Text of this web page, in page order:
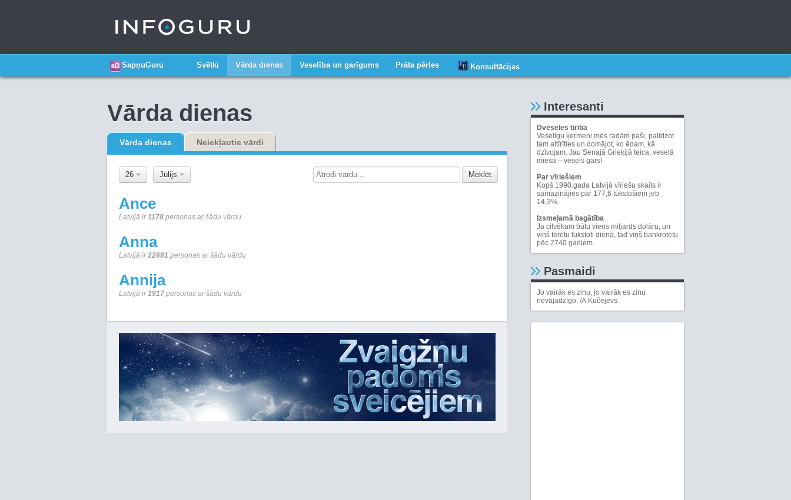
SapņuGuru Svētki Vārda dienas Veselība un garīgums Prāta pērles Konsultācijas
Vārda dienas
Vārda dienas Neiekļautie vārdi
26 Jūlijs Meklēt
Ance
Latvijā ir1178 personas ar šādu vārdu
Anna
Latvijā ir22681 personas ar šādu vārdu
Annija
Latvijā ir1917 personas ar šādu vārdu
Interesanti
Dvēseles tīrība
Veselīgu ķermeni mēs radām paši, palīdzot
tam attīrīties un domājot, ko ēdam, kā
dzīvojam. Jau Senajā Grieķijā teica: veselā
miesā – vesels gars!
Par vīriešiem
Kopš 1990.gada Latvijā vīriešu skaits ir
samazinājies par 177,6 tūkstošiem jeb
14,3%.
Izsmeļamā bagātība
Ja cilvēkam būtu viens miljards dolāru, un
viņš tērētu tūkstoti dienā, tad viņš bankrotētu
pēc 2740 gadiem.
Pasmaidi
Jo vairāk es zinu, jo vairāk es zinu
nevajadzīgo. /A.Kučejevs